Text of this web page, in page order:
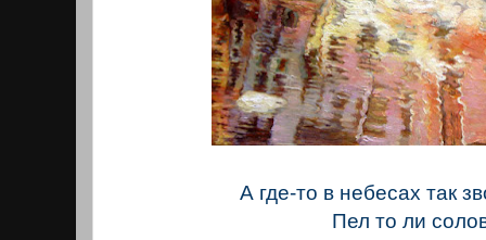
А где-то в небесах так
Пел то ли